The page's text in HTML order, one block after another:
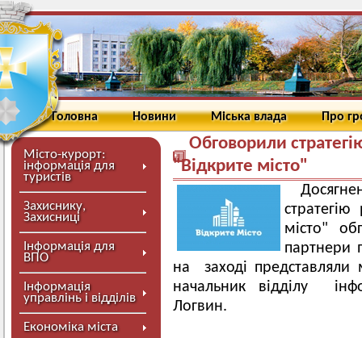
Головна Новини Міська влада Про
Місто-курорт:
інформація для
туристів
Захиснику,
Захисниці
Інформація для
ВПО
Інформація
управлінь і відділів
Економіка міста
Обговорили
"Відкрите місто"
місто"
партнери
на заході представляли
начальник відділу
Логвин.